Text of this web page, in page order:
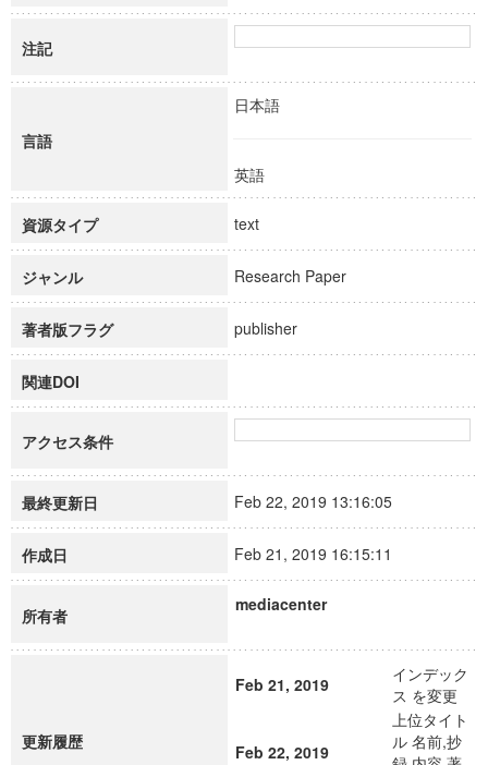
注記
言語
日本語
英語
資源タイプ text
ジャンル Research Paper
著者版フラグ publisher
関連DOI
アクセス条件
最終更新日 Feb 22, 2019 13:16:05
作成日 Feb 21, 2019 16:15:11
所有者
mediacenter
更新履歴
Feb 21, 2019
インデック
ス を変更
Feb 22, 2019
上位タイト
ル 名前,抄